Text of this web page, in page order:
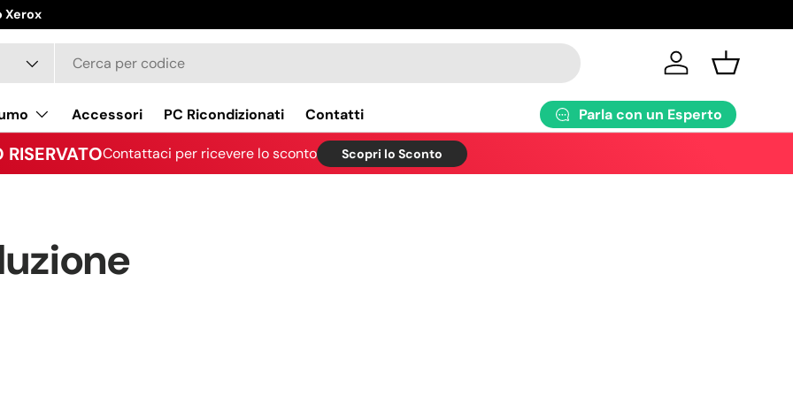
Xerox
AccediCestino
Accessori PC Ricondizionati Contatti Parla con un Esperto
RISERVATOContattaci per ricevere lo sconto Scopri lo Sconto